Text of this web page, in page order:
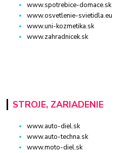
www.spotrebice-domace.sk
www.osvetlenie-svietidla.eu
www.uni-kozmetika.sk
www.zahradnicek.sk
STROJE, ZARIADENIE
www.auto-diel.sk
www.auto-techna.sk
www.moto-diel.sk